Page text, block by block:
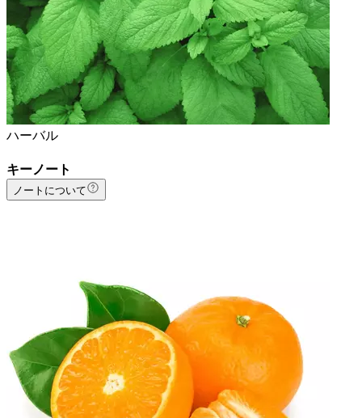
ハーバル
キーノート
ノートについて